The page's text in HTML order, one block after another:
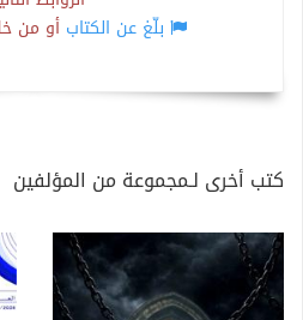
بلّغ عن الكتاب أو من
كتب أخرى لـمجموعة من المؤلفين